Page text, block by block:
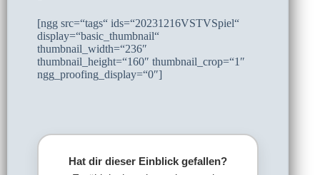
[ngg src=“tags“ ids=“20231216VSTVSpiel“
display=“basic_thumbnail“
thumbnail_width=“236″
thumbnail_height=“160″ thumbnail_crop=“1″
ngg_proofing_display=“0″]
Hat dir dieser Einblick gefallen?